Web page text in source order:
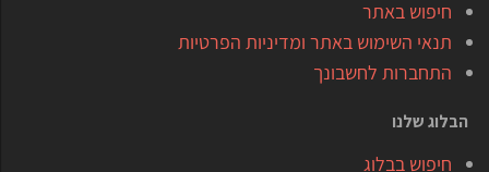
חיפוש באתר
תנאי השימוש באתר ומדיניות הפרטיות
התחברות לחשבונך
הבלוג שלנו
חיפוש בבלוג